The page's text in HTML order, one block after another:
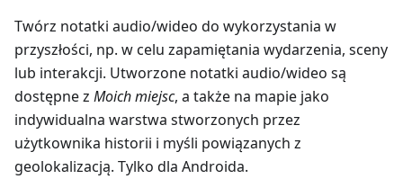
Twórz notatki audio/wideo do wykorzystania w
przyszłości, np. w celu zapamiętania wydarzenia, sceny
lub interakcji. Utworzone notatki audio/wideo są
dostępne z Moich miejsc, a także na mapie jako
indywidualna warstwa stworzonych przez
użytkownika historii i myśli powiązanych z
geolokalizacją. Tylko dla Androida.